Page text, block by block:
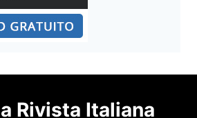
Rivista Italiana